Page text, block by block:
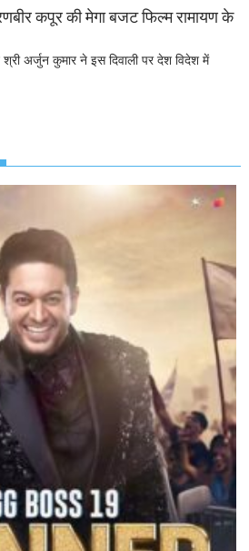
कपूर की मेगा बजट फिल्म रामायण के
अर्जुन कुमार ने इस दिवाली पर देश विदेश में